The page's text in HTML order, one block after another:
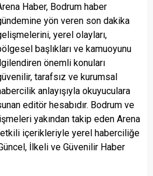
Haber, Bodrum haber
yön veren son dakika
yerel olayları,
başlıkları ve kamuoyunu
önemli konuları
tarafsız ve kurumsal
anlayışıyla okuyuculara
editör hesabıdır. Bodrum ve
yakından takip eden Arena
içerikleriyle yerel haberciliğe
İlkeli ve Güvenilir Haber